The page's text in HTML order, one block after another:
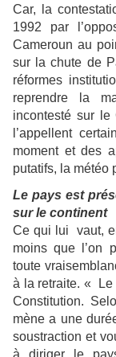
Car, la
1992 par
Cameroun au
sur la chute de
réformes
reprendre la
incontesté sur le
l’appellent
moment et des
putatifs, la météo
Le pays est
sur le continent
Ce qui lui vaut,
moins que l’on
toute
à la retraite. « Le
Constitution.
mène a une
soustraction et